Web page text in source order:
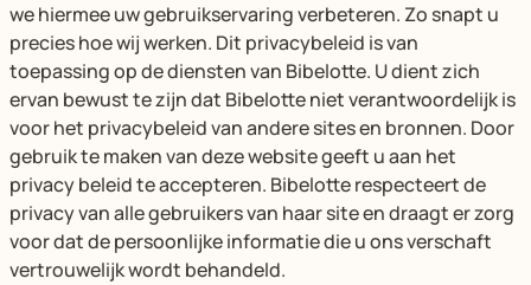
we hiermee uw gebruikservaring verbeteren. Zo snapt u
precies hoe wij werken. Dit privacybeleid is van
toepassing op de diensten van Bibelotte. U dient zich
ervan bewust te zijn dat Bibelotte niet verantwoordelijk is
voor het privacybeleid van andere sites en bronnen. Door
gebruik te maken van deze website geeft u aan het
privacy beleid te accepteren. Bibelotte respecteert de
privacy van alle gebruikers van haar site en draagt er zorg
voor dat de persoonlijke informatie die u ons verschaft
vertrouwelijk wordt behandeld.